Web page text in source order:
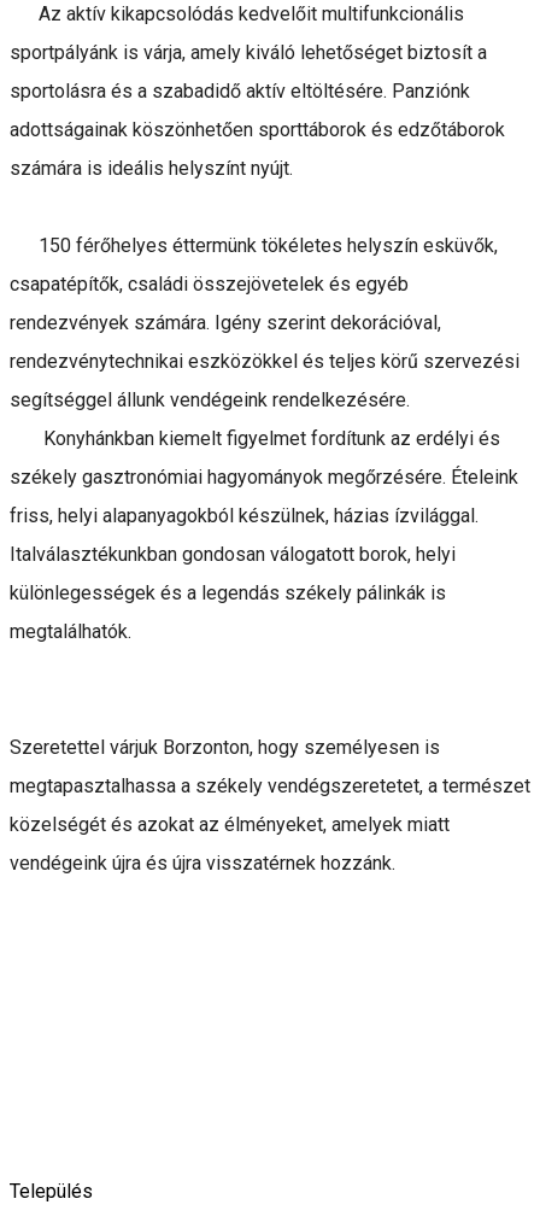
Az aktív kikapcsolódás kedvelőit multifunkcionális
sportpályánk is várja, amely kiváló lehetőséget biztosít a
sportolásra és a szabadidő aktív eltöltésére. Panziónk
adottságainak köszönhetően sporttáborok és edzőtáborok
számára is ideális helyszínt nyújt.
150 férőhelyes éttermünk tökéletes helyszín esküvők,
csapatépítők, családi összejövetelek és egyéb
rendezvények számára. Igény szerint dekorációval,
rendezvénytechnikai eszközökkel és teljes körű szervezési
segítséggel állunk vendégeink rendelkezésére.
Konyhánkban kiemelt figyelmet fordítunk az erdélyi és
székely gasztronómiai hagyományok megőrzésére. Ételeink
friss, helyi alapanyagokból készülnek, házias ízvilággal.
Italválasztékunkban gondosan válogatott borok, helyi
különlegességek és a legendás székely pálinkák is
megtalálhatók.
Szeretettel várjuk Borzonton, hogy személyesen is
megtapasztalhassa a székely vendégszeretetet, a természet
közelségét és azokat az élményeket, amelyek miatt
vendégeink újra és újra visszatérnek hozzánk.
Település